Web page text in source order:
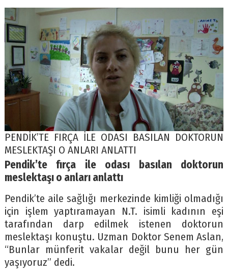
PENDİK’TE FIRÇA İLE ODASI BASILAN DOKTORUN
MESLEKTAŞI O ANLARI ANLATTI
Pendik’te fırça ile odası basılan doktorun
meslektaşı o anları anlattı
Pendik’te aile sağlığı merkezinde kimliği olmadığı
için işlem yaptıramayan N.T. isimli kadının eşi
tarafından darp edilmek istenen doktorun
meslektaşı konuştu. Uzman Doktor Senem Aslan,
“Bunlar münferit vakalar değil bunu her gün
yaşıyoruz” dedi.